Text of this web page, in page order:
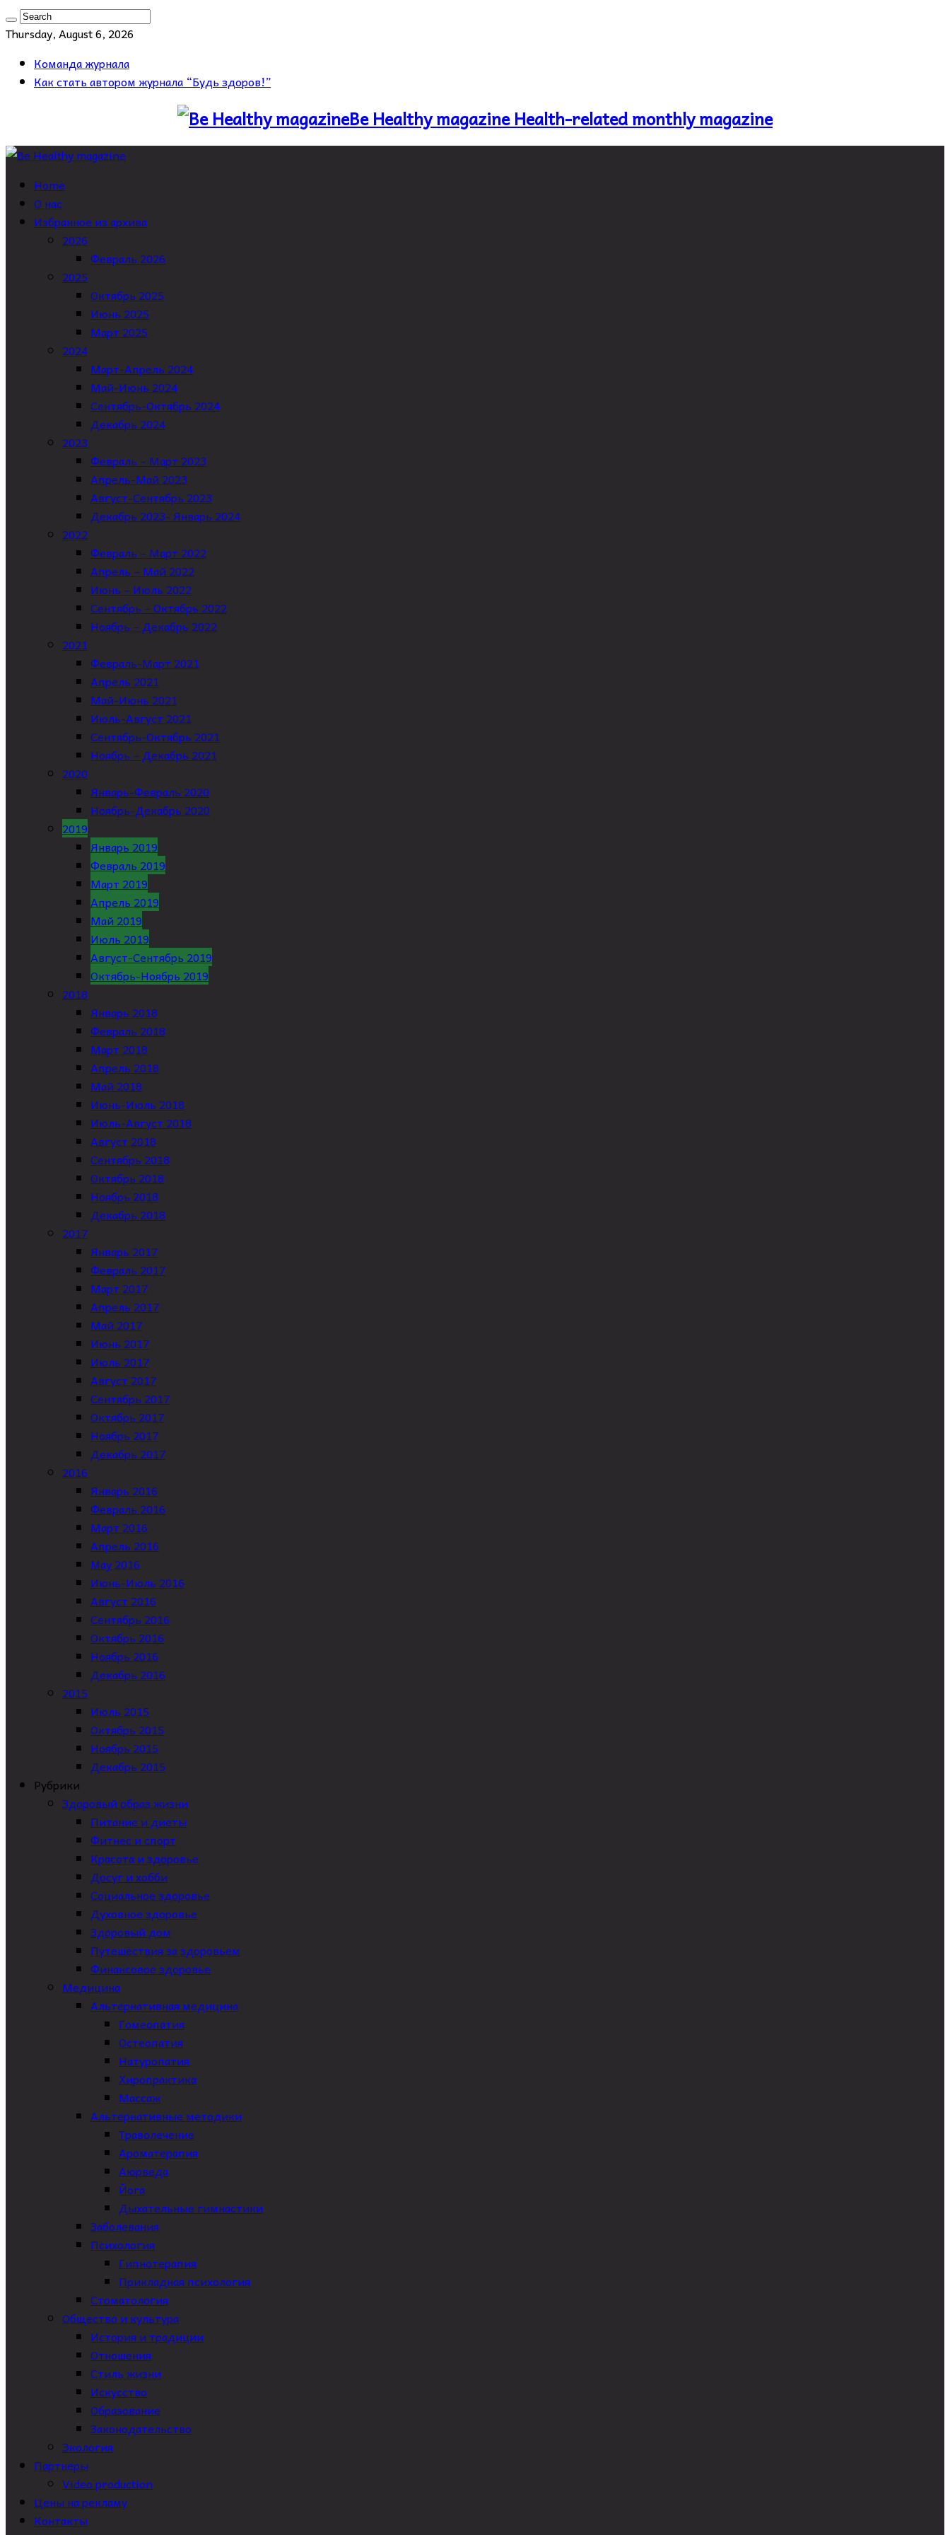
Thursday, August 6, 2026
Команда журнала
Как стать автором журнала “Будь здоров!”
Be Healthy magazine Health-related monthly magazine
Home
О нас
Избранное из архива
2026
Февраль 2026
2025
Октябрь 2025
Июнь 2025
Март 2025
2024
Март-Апрель 2024
Май-Июнь 2024
Сентябрь-Октябрь 2024
Декабрь 2024
2023
Февраль – Март 2023
Апрель-Май 2023
Август-Сентябрь 2023
Декабрь 2023- Январь 2024
2022
Февраль – Март 2022
Апрель – Май 2022
Июнь – Июль 2022
Сентябрь – Октябрь 2022
Ноябрь – Декабрь 2022
2021
Февраль-Март 2021
Апрель 2021
Май-Июнь 2021
Июль-Август 2021
Сентябрь-Октябрь 2021
Ноябрь – Декабрь 2021
2020
Январь-Февраль 2020
Ноябрь-Декабрь 2020
2019
Январь 2019
Февраль 2019
Март 2019
Апрель 2019
Май 2019
Июль 2019
Август-Сентябрь 2019
Октябрь-Ноябрь 2019
2018
Январь 2018
Февраль 2018
Март 2018
Апрель 2018
Май 2018
Июнь-Июль 2018
Июль-Август 2018
Август 2018
Сентябрь 2018
Октябрь 2018
Ноябрь 2018
Декабрь 2018
2017
Январь 2017
Февраль 2017
Март 2017
Апрель 2017
Май 2017
Июнь 2017
Июль 2017
Август 2017
Сентябрь 2017
Октябрь 2017
Ноябрь 2017
Декабрь 2017
2016
Январь 2016
Февраль 2016
Март 2016
Апрель 2016
May 2016
Июнь-Июль 2016
Август 2016
Сентябрь 2016
Октябрь 2016
Ноябрь 2016
Декабрь 2016
2015
Июль 2015
Октябрь 2015
Ноябрь 2015
Декабрь 2015
Рубрики
Здоровый образ жизни
Питание и диеты
Фитнес и спорт
Красота и здоровье
Досуг и хобби
Социальное здоровье
Духовное здоровье
Здоровый дом
Путешествия за здоровьем
Финансовое здоровье
Медицина
Альтернативная медицина
Гомеопатия
Остеопатия
Натуропатия
Хиропрактика
Массаж
Альтернативные методики
Траволечение
Ароматерапия
Аюрведа
Йога
Дыхательные гимнастики
Заболевания
Психология
Гипнотерапия
Прикладная психология
Стоматология
Общество и культура
История и традиции
Отношения
Стиль жизни
Искусство
Образование
Законодательство
Экология
Партнеры
Video production
Цены на рекламу
Контакты